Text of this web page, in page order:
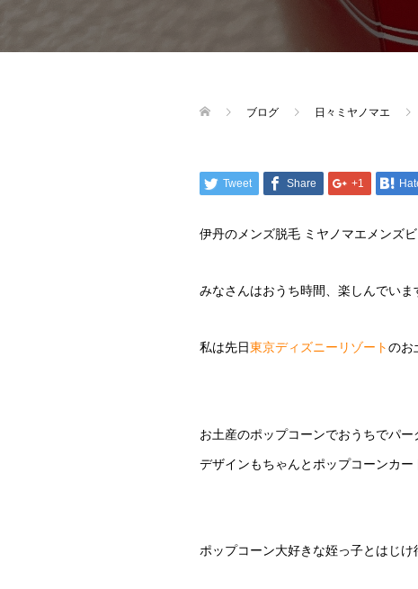
ブログ 日々ミヤノマエ
Tweet Share +1
伊丹のメンズ脱毛 ミヤノマエメンズ
みなさんはおうち時間、楽しんでいま
私は先日東京ディズニーリゾートのお
お土産のポップコーンでおうちでパ
デザインもちゃんとポップコーンカ
ポップコーン大好きな姪っ子とはじけ